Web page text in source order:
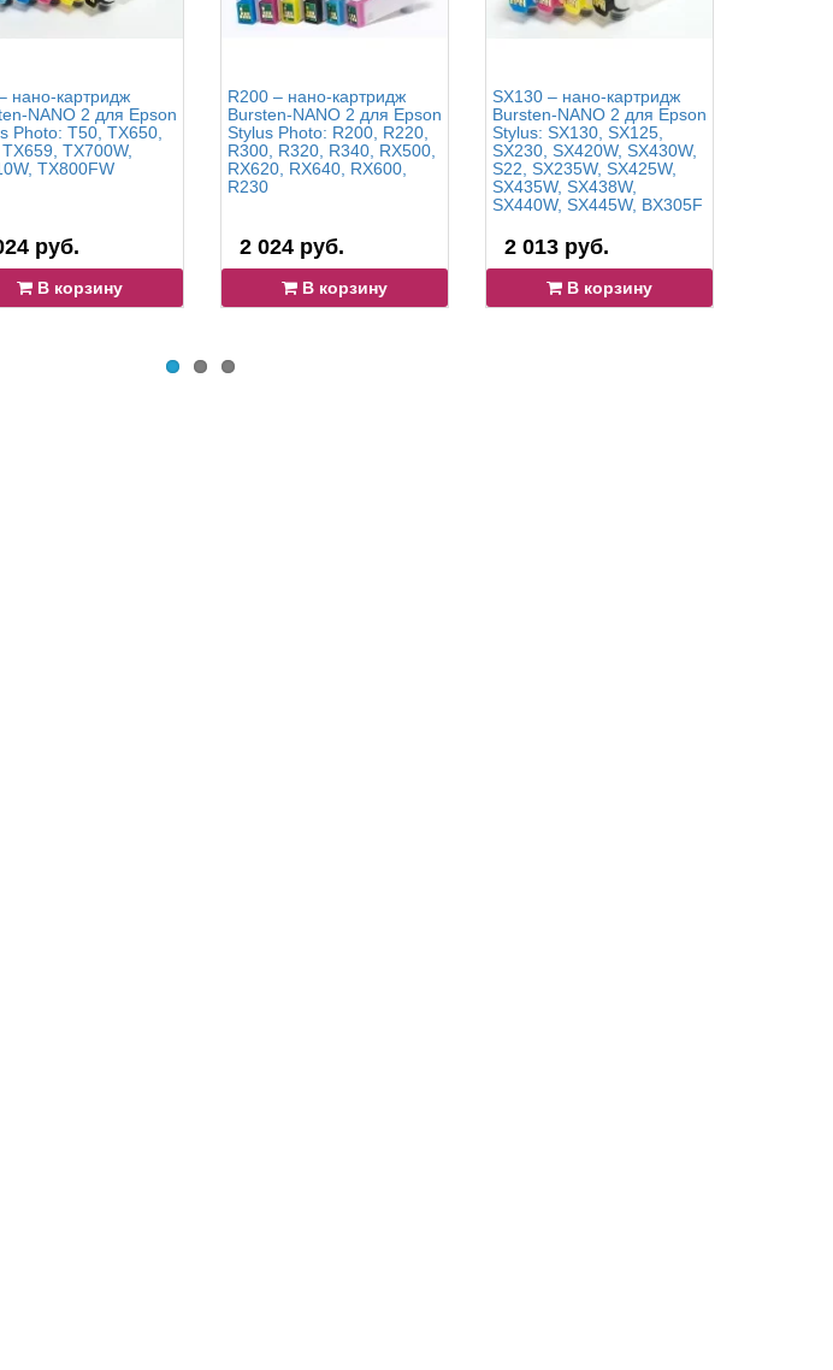
нано-картридж
NANO 2 для Epson
Photo: T50, TX650,
TX700W,
TX800FW
руб.
В корзину
R200 – нано-картридж
Bursten-NANO 2 для Epson
Stylus Photo: R200, R220,
R300, R320, R340, RX500,
RX620, RX640, RX600,
R230
2 024 руб.
В корзину
SX130 – нано-картридж
Bursten-NANO 2 для Epson
Stylus: SX130, SX125,
SX230, SX420W, SX430W,
S22, SX235W, SX425W,
SX435W, SX438W,
SX440W, SX445W, BX305F
2 013 руб.
В корзину